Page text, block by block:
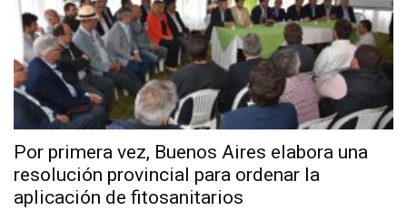
Por primera vez, Buenos Aires elabora una
resolución provincial para ordenar la
aplicación de fitosanitarios